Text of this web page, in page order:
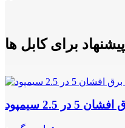
پیشنهاد برای کابل ها